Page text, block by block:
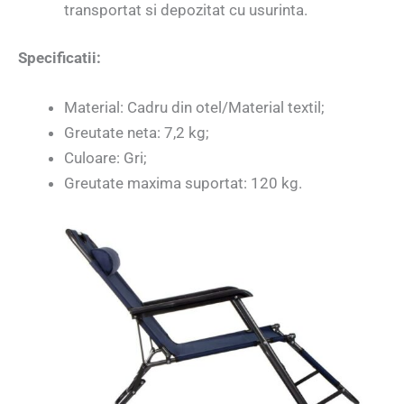
transportat si depozitat cu usurinta.
Specificatii:
Material: Cadru din otel/Material textil;
Greutate neta: 7,2 kg;
Culoare: Gri;
Greutate maxima suportat: 120 kg.